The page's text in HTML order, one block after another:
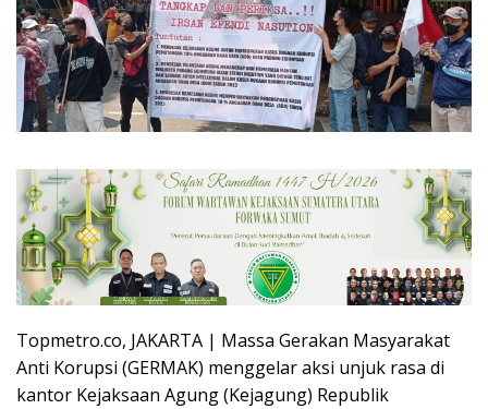
Topmetro.co, JAKARTA | Massa Gerakan Masyarakat
Anti Korupsi (GERMAK) menggelar aksi unjuk rasa di
kantor Kejaksaan Agung (Kejagung) Republik